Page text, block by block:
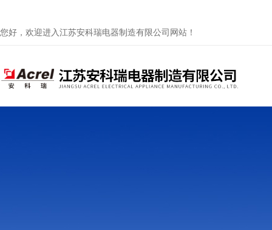
您好，欢迎进入江苏安科瑞电器制造有限公司网站！